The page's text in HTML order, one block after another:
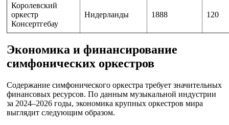
Королевский
оркестр
Консертгебау
Нидерланды 1888 120
Экономика и финансирование
симфонических оркестров
Содержание симфонического оркестра требует значительных
финансовых ресурсов. По данным музыкальной индустрии
за 2024–2026 годы, экономика крупных оркестров мира
выглядит следующим образом.